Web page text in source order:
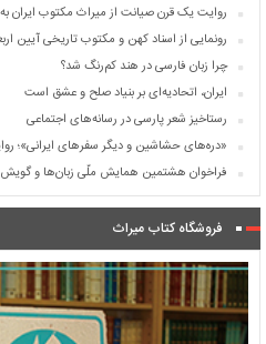
روایت یک قرن صیانت از میراث مکتوب ایران به
رونمایی از اسناد کهن و مکتوب تاریخی آیین
چرا زبان فارسی در هند کم‌رنگ شد؟
ایران، اتحادیه‌ای بر بنیاد صلح و عشق است
رستاخیز شعر پارسی در رسانه‌های اجتماعی
«دره‌های حشاشین و دیگر سفرهای ایرانی»؛
فراخوان هشتمین همایش ملّی زبان‌ها و
فروشگاه کتاب میراث